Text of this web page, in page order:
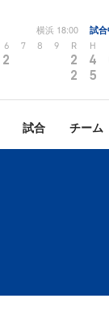
横浜 18:00 試合
6 7 8 9 R H
2 2 4
2 5
試合 チーム